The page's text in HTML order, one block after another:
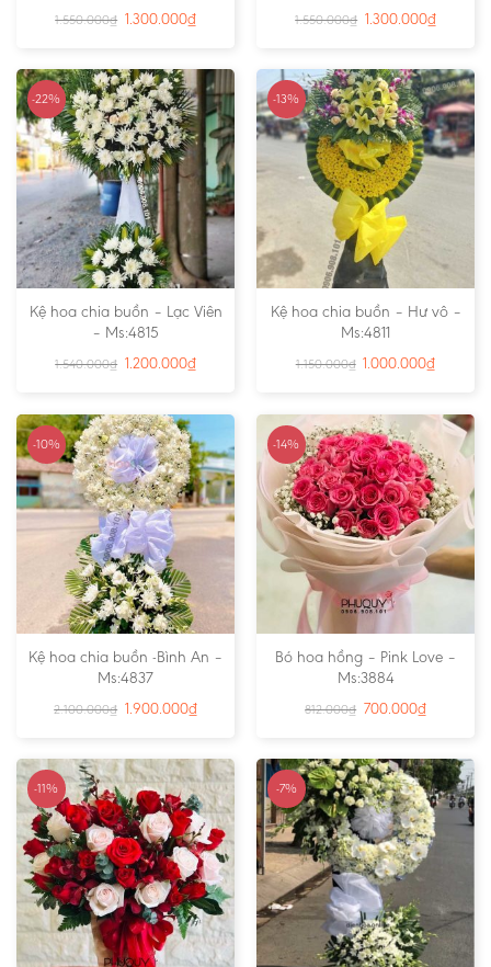
1.550.000₫ 1.300.000₫ 1.550.000₫ 1.300.000₫
-22%
Kệ hoa chia buồn – Lạc Viên
– Ms:4815
1.540.000₫ 1.200.000₫
-13%
Kệ hoa chia buồn – Hư vô –
Ms:4811
1.150.000₫ 1.000.000₫
-10%
Kệ hoa chia buồn -Bình An –
Ms:4837
2.100.000₫ 1.900.000₫
-14%
Bó hoa hồng – Pink Love –
Ms:3884
812.000₫ 700.000₫
-11% -7%